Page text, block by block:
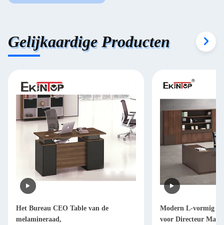
Gelijkaardige Producten
Het Bureau CEO Table van de
melamineraad,
Modern L-vormig
voor Directeur